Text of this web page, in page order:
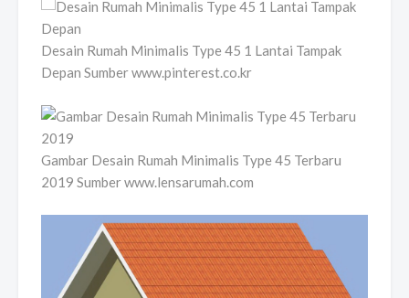
Desain Rumah Minimalis Type 45 1 Lantai Tampak
Depan Sumber www.pinterest.co.kr
Gambar Desain Rumah Minimalis Type 45 Terbaru
2019 Sumber www.lensarumah.com